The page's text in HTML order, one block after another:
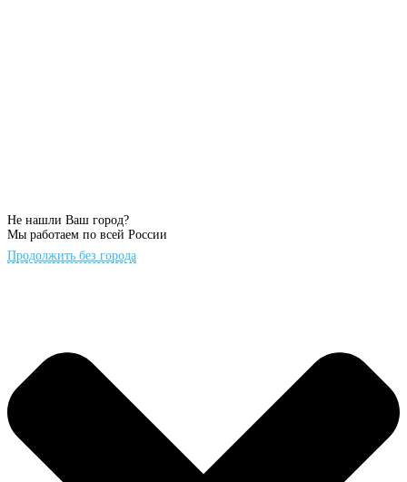
Не нашли Ваш город?
Мы работаем по всей России
Продолжить без города